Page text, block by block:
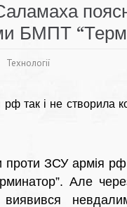
БМПТ
Технології
рф так і не
проти ЗСУ армія
Але
виявився